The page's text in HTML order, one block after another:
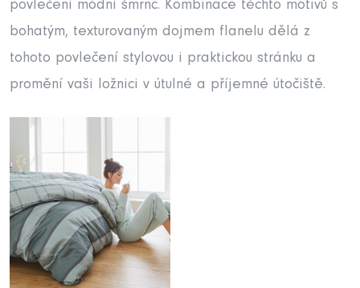
povlečení módní šmrnc. Kombinace těchto motivů s
bohatým, texturovaným dojmem flanelu dělá z
tohoto povlečení stylovou i praktickou stránku a
promění vaši ložnici v útulné a příjemné útočiště.